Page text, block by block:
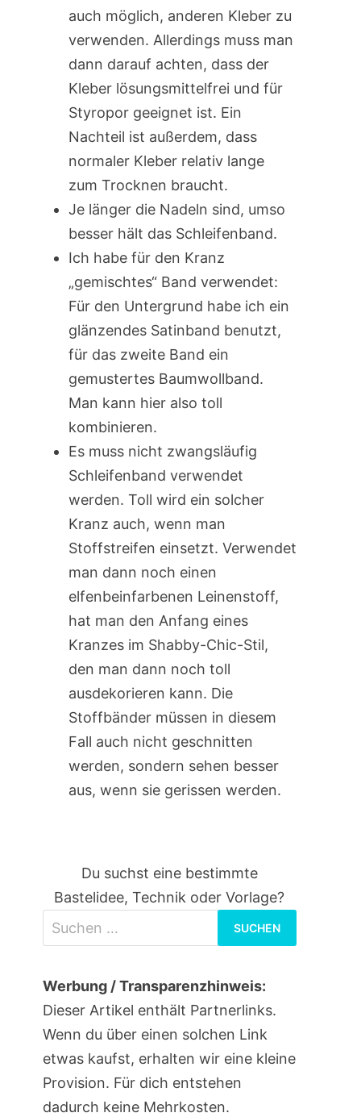
auch möglich, anderen Kleber zu
verwenden. Allerdings muss man
dann darauf achten, dass der
Kleber lösungsmittelfrei und für
Styropor geeignet ist. Ein
Nachteil ist außerdem, dass
normaler Kleber relativ lange
zum Trocknen braucht.
Je länger die Nadeln sind, umso
besser hält das Schleifenband.
Ich habe für den Kranz
„gemischtes“ Band verwendet:
Für den Untergrund habe ich ein
glänzendes Satinband benutzt,
für das zweite Band ein
gemustertes Baumwollband.
Man kann hier also toll
kombinieren.
Es muss nicht zwangsläufig
Schleifenband verwendet
werden. Toll wird ein solcher
Kranz auch, wenn man
Stoffstreifen einsetzt. Verwendet
man dann noch einen
elfenbeinfarbenen Leinenstoff,
hat man den Anfang eines
Kranzes im Shabby-Chic-Stil,
den man dann noch toll
ausdekorieren kann. Die
Stoffbänder müssen in diesem
Fall auch nicht geschnitten
werden, sondern sehen besser
aus, wenn sie gerissen werden.
Du suchst eine bestimmte
Bastelidee, Technik oder Vorlage?
nach:
Werbung / Transparenzhinweis:
Dieser Artikel enthält Partnerlinks.
Wenn du über einen solchen Link
etwas kaufst, erhalten wir eine kleine
Provision. Für dich entstehen
dadurch keine Mehrkosten.